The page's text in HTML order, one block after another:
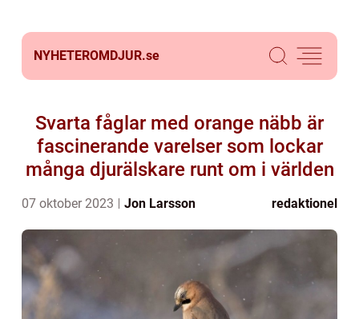
NYHETEROMDJUR.se
Svarta fåglar med orange näbb är
fascinerande varelser som lockar
många djurälskare runt om i världen
07 oktober 2023 Jon Larsson redaktionel